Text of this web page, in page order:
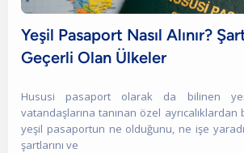
Yeşil Pasaport Nasıl Alınır?
Geçerli Olan Ülkeler
Hususi pasaport olarak da bilinen
vatandaşlarına tanınan özel ayrıcalıklardan
yeşil pasaportun ne olduğunu, ne işe
şartlarını ve